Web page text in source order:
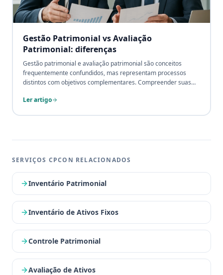
Gestão Patrimonial vs Avaliação
Patrimonial: diferenças
Gestão patrimonial e avaliação patrimonial são conceitos
frequentemente confundidos, mas representam processos
distintos com objetivos complementares. Compreender suas
eficiente e tomar decisões financeiras fundamentadas.
Ler artigo
SERVIÇOS CPCON RELACIONADOS
Inventário Patrimonial
Inventário de Ativos Fixos
Controle Patrimonial
Avaliação de Ativos